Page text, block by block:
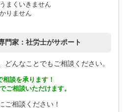
まくいきません
りません
門家：社労士がサポート
どんなことでもご相談ください。
相談を承ります！
ご相談いただけます。
ご相談ください！